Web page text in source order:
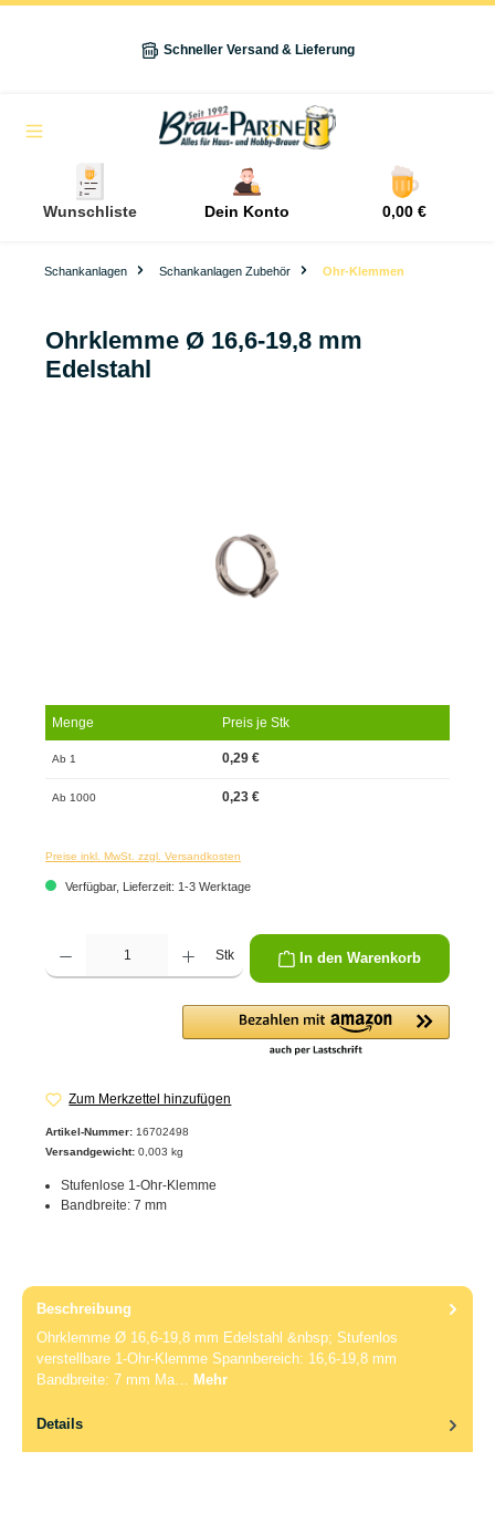
Schneller Versand & Lieferung
Wunschliste Dein Konto 0,00 €
Schankanlagen Schankanlagen Zubehör Ohr-Klemmen
Ohrklemme Ø 16,6-19,8 mm
Edelstahl
Menge Preis je Stk
Ab 1 0,29 €
Ab 1000 0,23 €
Preise inkl. MwSt. zzgl. Versandkosten
Verfügbar, Lieferzeit: 1-3 Werktage
Produkt Anzahl: Gib den gewünschten Wert ein oder benutze die Schaltflächen um
Stk In den Warenkorb
Zum Merkzettel hinzufügen
Artikel-Nummer: 16702498
Versandgewicht: 0,003 kg
Stufenlose 1-Ohr-Klemme
Bandbreite: 7 mm
Beschreibung
Ohrklemme Ø 16,6-19,8 mm Edelstahl &nbsp; Stufenlos
verstellbare 1-Ohr-Klemme Spannbereich: 16,6-19,8 mm
Bandbreite: 7 mm Ma… Mehr
Details